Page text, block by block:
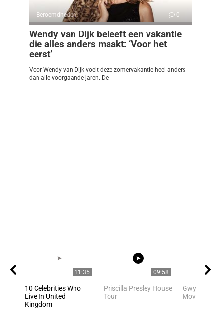
Beroemdheden 0
Wendy van Dijk beleeft een vakantie
die alles anders maakt: ‘Voor het
eerst’
Voor Wendy van Dijk voelt deze zomervakantie heel anders
dan alle voorgaande jaren. De
11:35
10 Celebrities Who
Live In United
Kingdom
09:58
Priscilla Presley House
Tour
Gwyneth
Movie